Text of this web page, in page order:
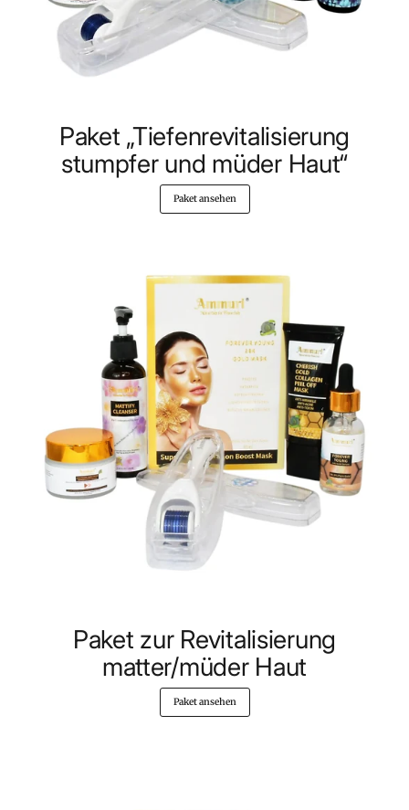
Paket „Tiefenrevitalisierung
stumpfer und müder Haut“
Paket ansehen
Paket zur Revitalisierung
matter/müder Haut
Paket ansehen